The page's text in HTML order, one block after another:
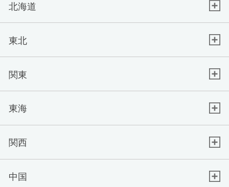
北海道
東北
関東
東海
関西
中国